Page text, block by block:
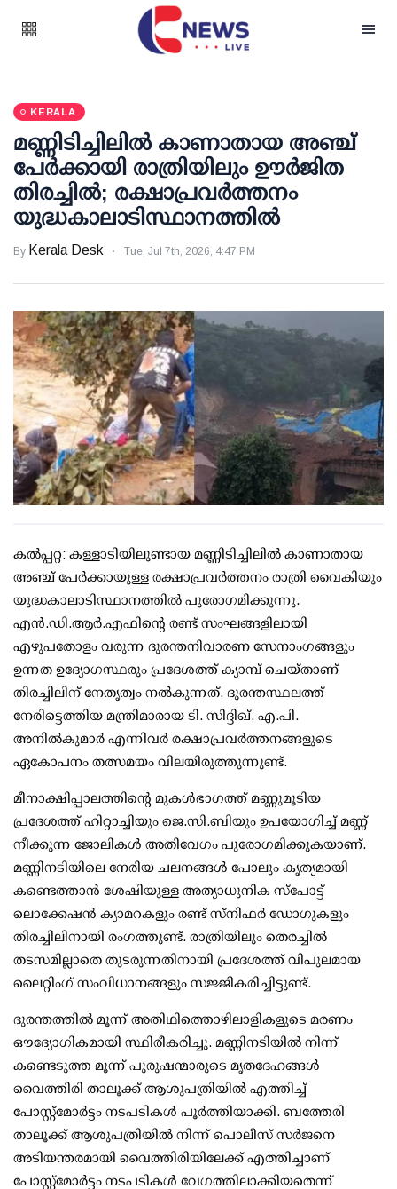
KERALA
മണ്ണിടിച്ചിലില്‍ കാണാതായ അഞ്ച്
പേര്‍ക്കായി രാത്രിയിലും ഊര്‍ജിത
തിരച്ചില്‍; രക്ഷാപ്രവര്‍ത്തനം
യുദ്ധകാലാടിസ്ഥാനത്തില്‍
By Kerala Desk Tue, Jul 7th, 2026, 4:47 PM
കല്‍പ്പറ്റ: കള്ളാടിയിലുണ്ടായ മണ്ണിടിച്ചിലില്‍ കാണാതായ
അഞ്ച് പേര്‍ക്കായുള്ള രക്ഷാപ്രവര്‍ത്തനം രാത്രി വൈകിയും
യുദ്ധകാലാടിസ്ഥാനത്തില്‍ പുരോഗമിക്കുന്നു.
എന്‍.ഡി.ആര്‍.എഫിന്റെ രണ്ട് സംഘങ്ങളിലായി
എഴുപതോളം വരുന്ന ദുരന്തനിവാരണ സേനാംഗങ്ങളും
ഉന്നത ഉദ്യോഗസ്ഥരും പ്രദേശത്ത് ക്യാമ്പ് ചെയ്താണ്
തിരച്ചിലിന് നേതൃത്വം നല്‍കുന്നത്. ദുരന്തസ്ഥലത്ത്
നേരിട്ടെത്തിയ മന്ത്രിമാരായ ടി. സിദ്ദിഖ്, എ.പി.
അനില്‍കുമാര്‍ എന്നിവര്‍ രക്ഷാപ്രവര്‍ത്തനങ്ങളുടെ
ഏകോപനം തത്സമയം വിലയിരുത്തുന്നുണ്ട്.
മീനാക്ഷിപ്പാലത്തിന്റെ മുകള്‍ഭാഗത്ത് മണ്ണുമൂടിയ
പ്രദേശത്ത് ഹിറ്റാച്ചിയും ജെ.സി.ബിയും ഉപയോഗിച്ച് മണ്ണ്
നീക്കുന്ന ജോലികള്‍ അതിവേഗം പുരോഗമിക്കുകയാണ്.
മണ്ണിനടിയിലെ നേരിയ ചലനങ്ങള്‍ പോലും കൃത്യമായി
കണ്ടെത്താന്‍ ശേഷിയുള്ള അത്യാധുനിക സ്‌പോട്ട്
ലൊക്കേഷന്‍ ക്യാമറകളും രണ്ട് സ്‌നിഫര്‍ ഡോഗുകളും
തിരച്ചിലിനായി രംഗത്തുണ്ട്. രാത്രിയിലും തെരച്ചില്‍
തടസമില്ലാതെ തുടരുന്നതിനായി പ്രദേശത്ത് വിപുലമായ
ലൈറ്റിംഗ് സംവിധാനങ്ങളും സജ്ജീകരിച്ചിട്ടുണ്ട്.
ദുരന്തത്തില്‍ മൂന്ന് അതിഥിത്തൊഴിലാളികളുടെ മരണം
ഔദ്യോഗികമായി സ്ഥിരീകരിച്ചു. മണ്ണിനടിയില്‍ നിന്ന്
കണ്ടെടുത്ത മൂന്ന് പുരുഷന്മാരുടെ മൃതദേഹങ്ങള്‍
വൈത്തിരി താലൂക്ക് ആശുപത്രിയില്‍ എത്തിച്ച്
പോസ്റ്റ്‌മോര്‍ട്ടം നടപടികള്‍ പൂര്‍ത്തിയാക്കി. ബത്തേരി
താലൂക്ക് ആശുപത്രിയില്‍ നിന്ന് പൊലീസ് സര്‍ജനെ
അടിയന്തരമായി വൈത്തിരിയിലേക്ക് എത്തിച്ചാണ്
പോസ്റ്റ്‌മോര്‍ട്ടം നടപടികള്‍ വേഗത്തിലാക്കിയതെന്ന്